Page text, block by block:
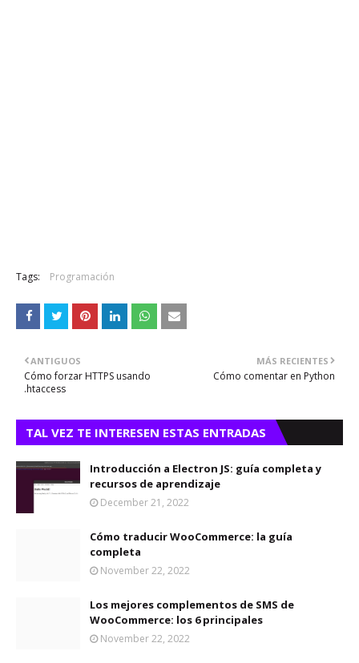
Tags: Programación
MÁS RECIENTES
Cómo comentar en Python
ANTIGUOS
Cómo forzar HTTPS usando
.htaccess
TAL VEZ TE INTERESEN ESTAS ENTRADAS
Introducción a Electron JS: guía completa y
recursos de aprendizaje
December 21, 2022
Cómo traducir WooCommerce: la guía
completa
November 22, 2022
Los mejores complementos de SMS de
WooCommerce: los 6 principales
November 22, 2022